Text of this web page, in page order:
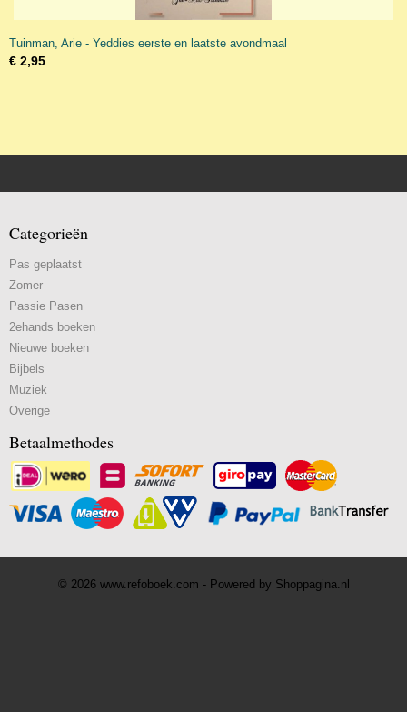
Tuinman, Arie - Yeddies eerste en laatste avondmaal
€ 2,95
Categorieën
Pas geplaatst
Zomer
Passie Pasen
2ehands boeken
Nieuwe boeken
Bijbels
Muziek
Overige
Betaalmethodes
© 2026 www.refoboek.com - Powered by Shoppagina.nl